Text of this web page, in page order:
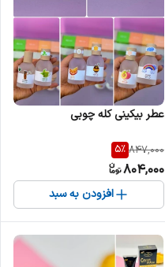
عطر بیکینی کله چوبی
847,000
5%
804,000
افزودن به سبد